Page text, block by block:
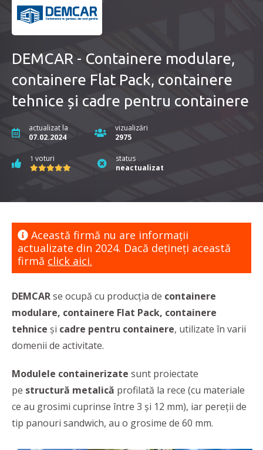
DEMCAR - Containere modulare,
containere Flat Pack, containere
tehnice și cadre pentru containere
actualizat la
07.02.2024
vizualizări
2975
1 voturi
status
neactualizat
Această firmă nu are informaţii
actualizate din 2024. Dacă dețineți această
firmă click aici.
DEMCARse ocupă cu producția de containere
modulare, containere Flat Pack, containere
tehnice și cadre pentru containere, utilizate în varii
domenii de activitate.
Modulele containerizate sunt proiectate
pe structură metalică profilată la rece (cu materiale
ce au grosimi cuprinse între 3 și 12 mm), iar pereții de
tip panouri sandwich, au o grosime de 60 mm.